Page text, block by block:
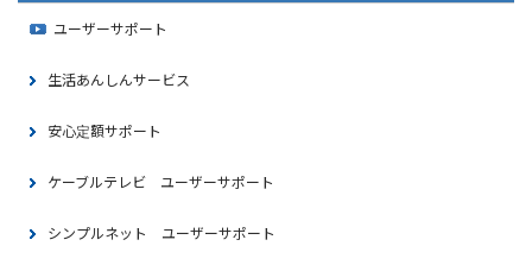
ユーザーサポート
生活あんしんサービス
安心定額サポート
ケーブルテレビ ユーザーサポート
シンプルネット ユーザーサポート